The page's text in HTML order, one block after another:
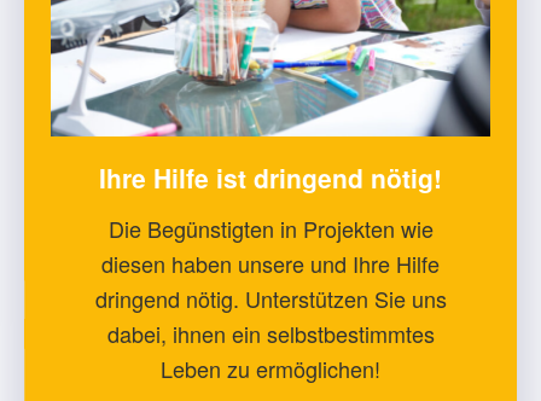
Ihre Hilfe ist dringend nötig!
Die Begünstigten in Projekten wie
diesen haben unsere und Ihre Hilfe
dringend nötig. Unterstützen Sie uns
dabei, ihnen ein selbstbestimmtes
Leben zu ermöglichen!